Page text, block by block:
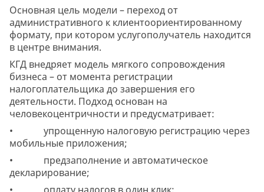
Основная цель модели – переход от
административного к клиентоориентированному
формату, при котором услугополучатель находится
в центре внимания.
КГД внедряет модель мягкого сопровождения
бизнеса – от момента регистрации
налогоплательщика до завершения его
деятельности. Подход основан на
человекоцентричности и предусматривает:
• упрощенную налоговую регистрацию через
мобильные приложения;
• предзаполнение и автоматическое
декларирование;